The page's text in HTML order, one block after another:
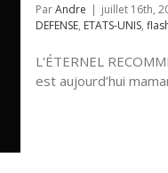
ParAndre | juillet 16th,
DEFENSE, ETATS-UNIS,
L'ÉTERNEL
est aujourd’hui